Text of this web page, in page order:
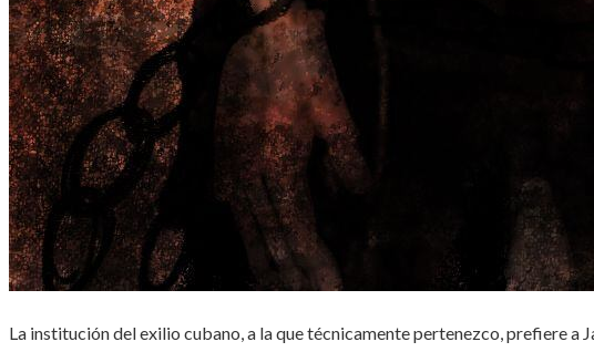
La institución del exilio cubano, a la que técnicamente pertenezco, prefiere a